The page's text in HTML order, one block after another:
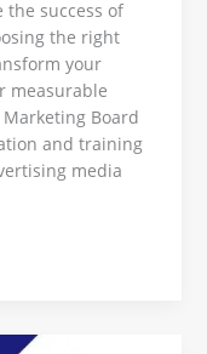
success of
the right
your
measurable
Board
and training
media